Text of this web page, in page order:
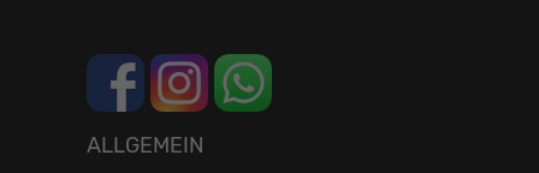
ALLGEMEIN